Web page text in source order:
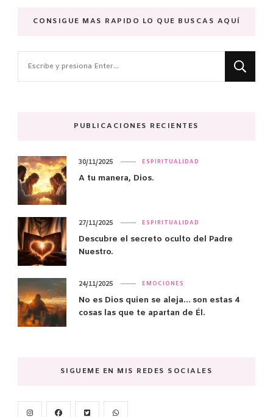
CONSIGUE MAS RAPIDO LO QUE BUSCAS AQUÍ
PUBLICACIONES RECIENTES
ESPIRITUALIDAD
A tu manera, Dios.
30/11/2025
ESPIRITUALIDAD
Descubre el secreto oculto del Padre
Nuestro.
27/11/2025
EMOCIONES
No es Dios quien se aleja… son estas 4
cosas las que te apartan de Él.
24/11/2025
SIGUEME EN MIS REDES SOCIALES